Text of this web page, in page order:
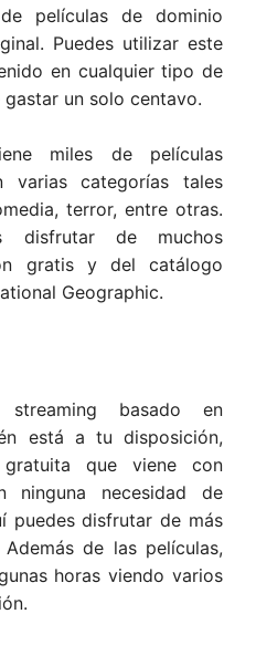
películas de dominio
Puedes utilizar este
en cualquier tipo de
un solo centavo.
miles de películas
varias categorías tales
terror, entre otras.
disfrutar de muchos
gratis y del catálogo
Geographic.
basado en
está a tu disposición,
que viene con
ninguna necesidad de
puedes disfrutar de más
de las películas,
horas viendo varios